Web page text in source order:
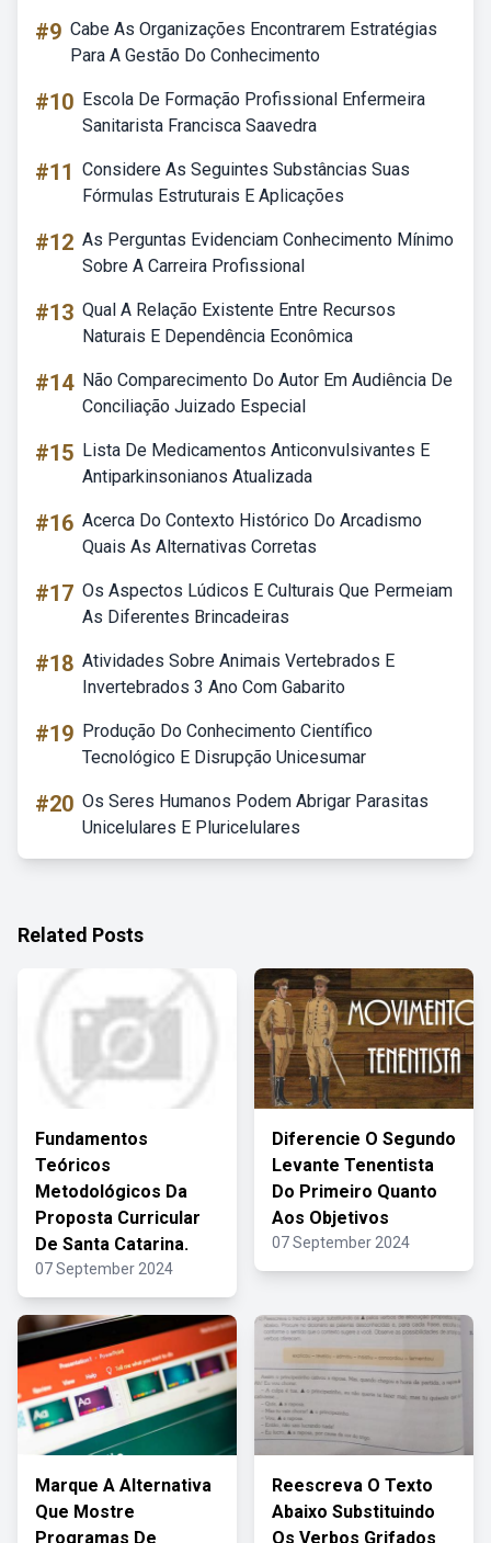
#9 Cabe As Organizações Encontrarem Estratégias
Para A Gestão Do Conhecimento
#10 Escola De Formação Profissional Enfermeira
Sanitarista Francisca Saavedra
#11 Considere As Seguintes Substâncias Suas
Fórmulas Estruturais E Aplicações
#12 As Perguntas Evidenciam Conhecimento Mínimo
Sobre A Carreira Profissional
#13 Qual A Relação Existente Entre Recursos
Naturais E Dependência Econômica
#14 Não Comparecimento Do Autor Em Audiência De
Conciliação Juizado Especial
#15 Lista De Medicamentos Anticonvulsivantes E
Antiparkinsonianos Atualizada
#16 Acerca Do Contexto Histórico Do Arcadismo
Quais As Alternativas Corretas
#17 Os Aspectos Lúdicos E Culturais Que Permeiam
As Diferentes Brincadeiras
#18 Atividades Sobre Animais Vertebrados E
Invertebrados 3 Ano Com Gabarito
#19 Produção Do Conhecimento Científico
Tecnológico E Disrupção Unicesumar
#20 Os Seres Humanos Podem Abrigar Parasitas
Unicelulares E Pluricelulares
Related Posts
Fundamentos
Teóricos
Metodológicos Da
Proposta Curricular
De Santa Catarina.
07 September 2024
Diferencie O Segundo
Levante Tenentista
Do Primeiro Quanto
Aos Objetivos
07 September 2024
Marque A Alternativa
Que Mostre
Programas De
Reescreva O Texto
Abaixo Substituindo
Os Verbos Grifados